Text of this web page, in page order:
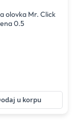
olovka Mr. Click
0.5
u korpu